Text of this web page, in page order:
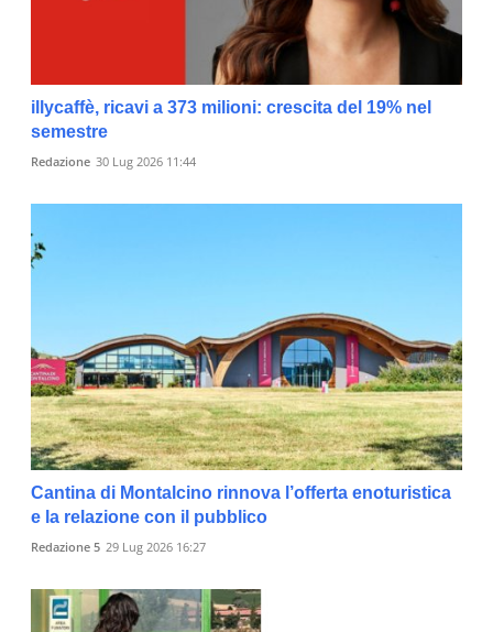
illycaffè, ricavi a 373 milioni: crescita del 19% nel
semestre
Redazione 30 Lug 2026 11:44
Cantina di Montalcino rinnova l’offerta enoturistica
e la relazione con il pubblico
Redazione 5 29 Lug 2026 16:27